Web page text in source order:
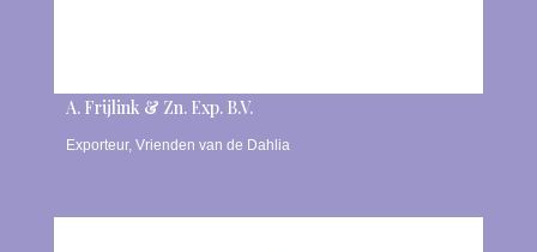
A. Frijlink & Zn. Exp. B.V.
Exporteur, Vrienden van de Dahlia